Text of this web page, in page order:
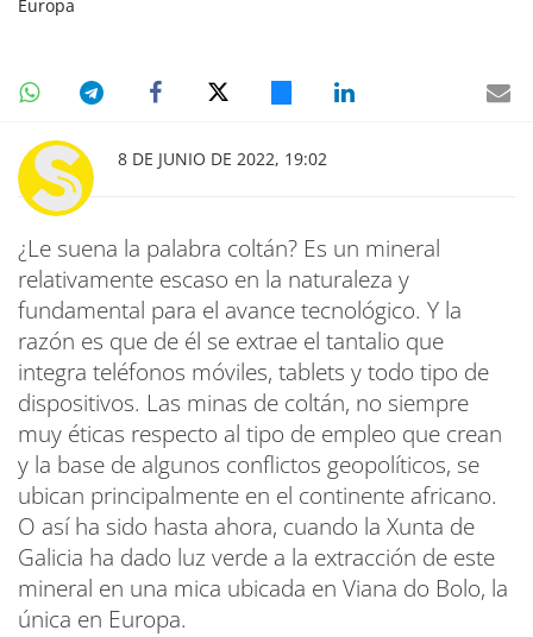
Europa
8 DE JUNIO DE 2022, 19:02
¿Le suena la palabra coltán? Es un mineral
relativamente escaso en la naturaleza y
fundamental para el avance tecnológico. Y la
razón es que de él se extrae el tantalio que
integra teléfonos móviles, tablets y todo tipo de
dispositivos. Las minas de coltán, no siempre
muy éticas respecto al tipo de empleo que crean
y la base de algunos conflictos geopolíticos, se
ubican principalmente en el continente africano.
O así ha sido hasta ahora, cuando la Xunta de
Galicia ha dado luz verde a la extracción de este
mineral en una mica ubicada en Viana do Bolo, la
única en Europa.